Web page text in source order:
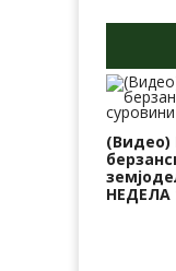
(Видео)
НЕДЕЛА